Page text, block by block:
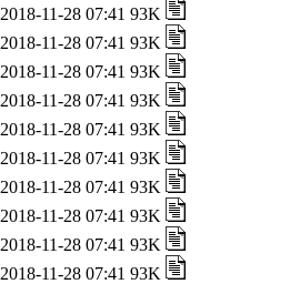
2018-11-28 07:41 93K
2018-11-28 07:41 93K
2018-11-28 07:41 93K
2018-11-28 07:41 93K
2018-11-28 07:41 93K
2018-11-28 07:41 93K
2018-11-28 07:41 93K
2018-11-28 07:41 93K
2018-11-28 07:41 93K
2018-11-28 07:41 93K